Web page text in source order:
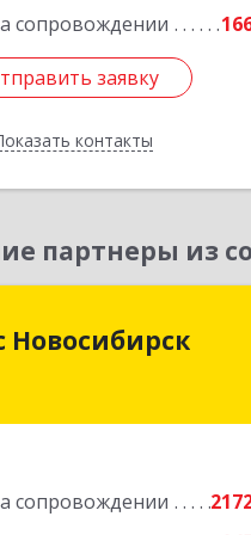
сопровождении
заявку
контакты
заявку
Назад
партнеры из
Новосибирск
сопровождении
Рарус Новосибирск
Новосибирская обл,